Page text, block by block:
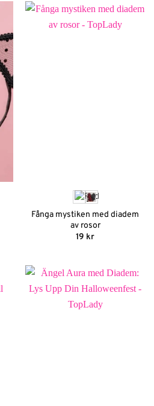
Fånga mystiken med diadem
av rosor
19 kr